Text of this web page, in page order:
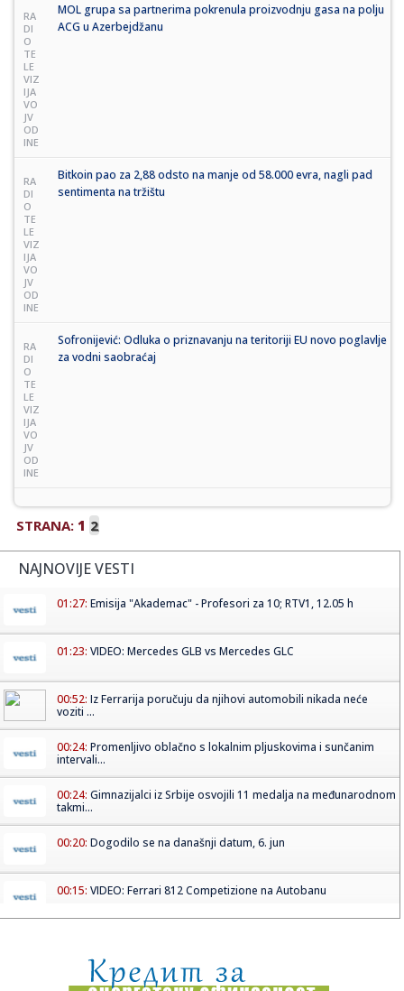
RA
DI
O
TE
LE
VIZ
IJA
VO
JV
OD
INE
MOL grupa sa partnerima pokrenula proizvodnju gasa na polju
ACG u Azerbejdžanu
RA
DI
O
TE
LE
VIZ
IJA
VO
JV
OD
INE
Bitkoin pao za 2,88 odsto na manje od 58.000 evra, nagli pad
sentimenta na tržištu
RA
DI
O
TE
LE
VIZ
IJA
VO
JV
OD
INE
Sofronijević: Odluka o priznavanju na teritoriji EU novo poglavlje
za vodni saobraćaj
STRANA: 1 2
NAJNOVIJE VESTI
01:27: Emisija "Akademac" - Profesori za 10; RTV1, 12.05 h
01:23: VIDEO: Mercedes GLB vs Mercedes GLC
00:52: Iz Ferrarija poručuju da njihovi automobili nikada neće
voziti ...
00:24: Promenljivo oblačno s lokalnim pljuskovima i sunčanim
intervali...
00:24: Gimnazijalci iz Srbije osvojili 11 medalja na međunarodnom
takmi...
00:20: Dogodilo se na današnji datum, 6. jun
00:15: VIDEO: Ferrari 812 Competizione na Autobanu
23:46:BRANKO LAZIĆ PROGOVORIO: Bivši kapiten bez dlake na